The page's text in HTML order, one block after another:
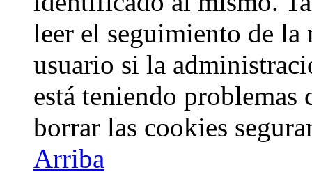
leer el seguimiento de
usuario si la
está teniendo
borrar las cookies
Arriba